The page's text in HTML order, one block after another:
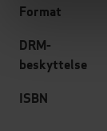
Format
DRM-
beskyttelse
ISBN